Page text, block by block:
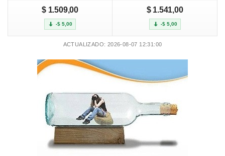
$ 1.509,00
-$ 5,00
$ 1.541,00
-$ 5,00
ACTUALIZADO: 2026-08-07 12:31:00